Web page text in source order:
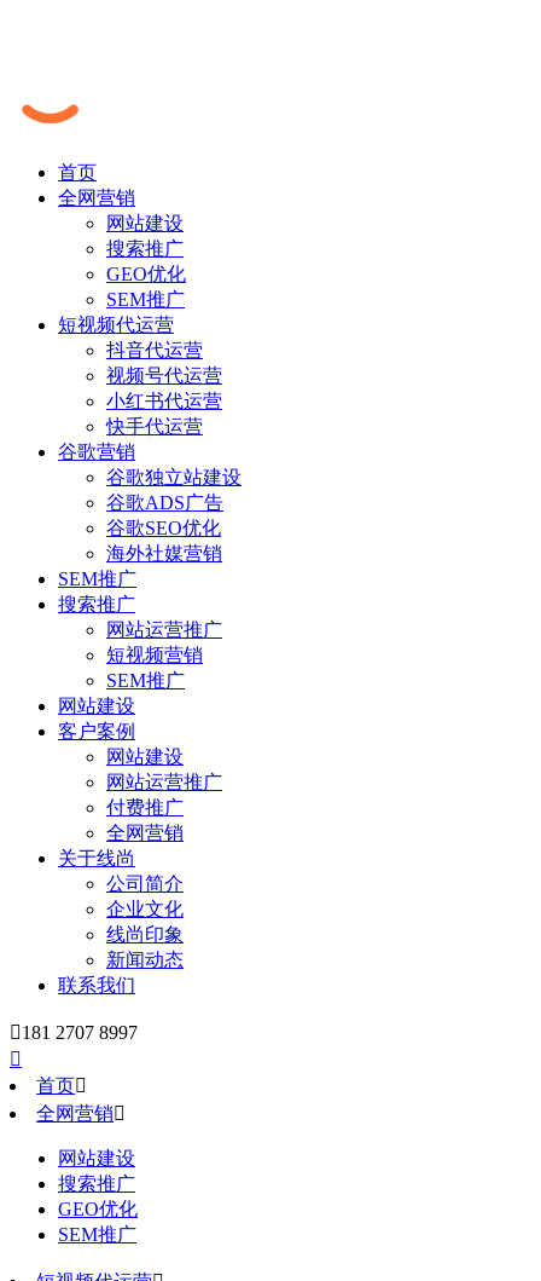
首页
全网营销
网站建设
搜索推广
GEO优化
SEM推广
短视频代运营
抖音代运营
视频号代运营
小红书代运营
快手代运营
谷歌营销
谷歌独立站建设
谷歌ADS广告
谷歌SEO优化
海外社媒营销
SEM推广
搜索推广
网站运营推广
短视频营销
SEM推广
网站建设
客户案例
网站建设
网站运营推广
付费推广
全网营销
关于线尚
公司简介
企业文化
线尚印象
新闻动态
联系我们
181 2707 8997

首页
全网营销
网站建设
搜索推广
GEO优化
SEM推广